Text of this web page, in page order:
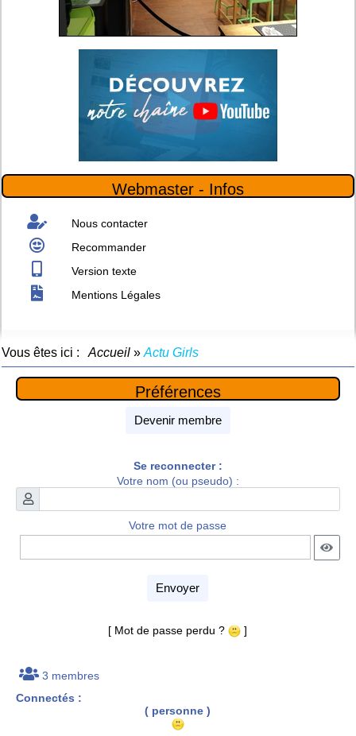
Webmaster - Infos
Nous contacter
Recommander
Version texte
Mentions Légales
Vous êtes ici : Accueil»Actu Girls
Préférences
Devenir membre
Se reconnecter :
Votre nom (ou pseudo) :
Votre mot de passe
Envoyer
[ Mot de passe perdu ? ]
3 membres
Connectés :
( personne )